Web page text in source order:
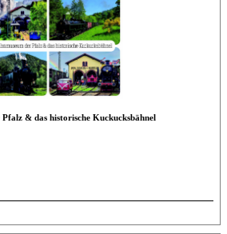
& das historische Kuckucksbähnel